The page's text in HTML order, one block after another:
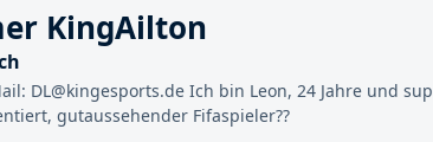
KingAilton
DL@kingesports.de Ich bin Leon, 24 Jahre und
gutaussehender Fifaspieler??